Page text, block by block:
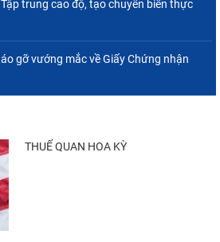
trung cao độ, tạo chuyển biến thực
gỡ vướng mắc về Giấy Chứng nhận
THUẾ QUAN HOA KỲ